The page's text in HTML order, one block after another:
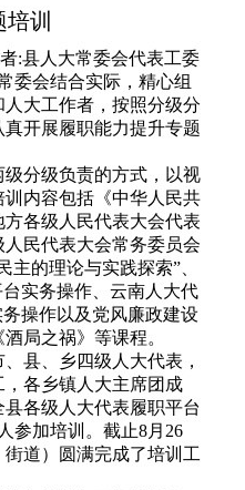
训
:县人大常委会代表工委
委会结合实际，精心组
大工作者，按照分级分
开展履职能力提升专题
分级负责的方式，以视
内容包括《中华人民共
各级人民代表大会代表
民代表大会常务委员会
主的理论与实践探索”、
实务操作、云南人大代
操作以及党风廉政建设
局之祸》等课程。
县、乡四级人大代表，
各乡镇人大主席团成
各级人大代表履职平台
参加培训。截止8月26
街道）圆满完成了培训工